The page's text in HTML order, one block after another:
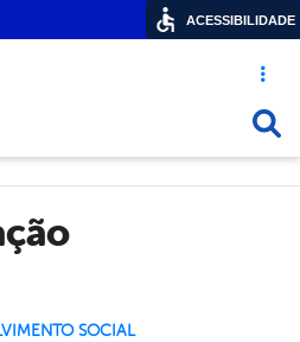
Acesso
SOCIAL
ACESSIBILIDADE